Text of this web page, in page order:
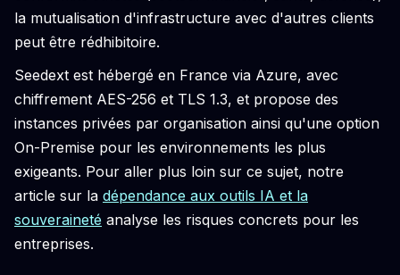
la mutualisation d'infrastructure avec d'autres clients
peut être rédhibitoire.
Seedext est hébergé en France via Azure, avec
chiffrement AES-256 et TLS 1.3, et propose des
instances privées par organisation ainsi qu'une option
On-Premise pour les environnements les plus
exigeants. Pour aller plus loin sur ce sujet, notre
article sur la dépendance aux outils IA et la
souveraineté analyse les risques concrets pour les
entreprises.